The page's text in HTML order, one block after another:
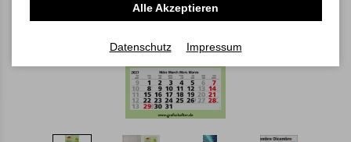
Alle Akzeptieren
Datenschutz Impressum